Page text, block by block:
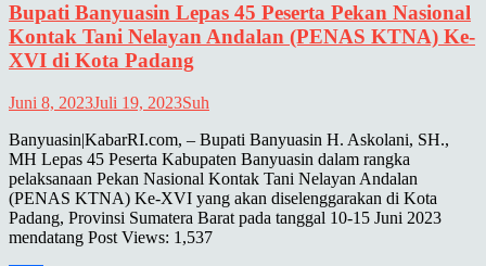
Bupati Banyuasin Lepas 45 Peserta Pekan Nasional
Kontak Tani Nelayan Andalan (PENAS KTNA) Ke-
XVI di Kota Padang
Juni 8, 2023Juli 19, 2023Suh
Banyuasin|KabarRI.com, – Bupati Banyuasin H. Askolani, SH.,
MH Lepas 45 Peserta Kabupaten Banyuasin dalam rangka
pelaksanaan Pekan Nasional Kontak Tani Nelayan Andalan
(PENAS KTNA) Ke-XVI yang akan diselenggarakan di Kota
Padang, Provinsi Sumatera Barat pada tanggal 10-15 Juni 2023
mendatang Post Views: 1,537